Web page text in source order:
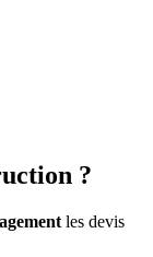
?
les devis